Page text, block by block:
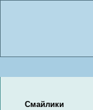
Смайлики